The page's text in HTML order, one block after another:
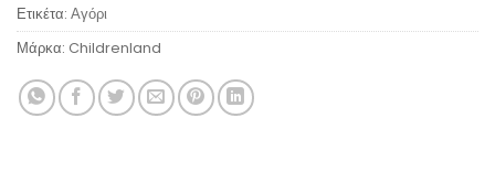
Ετικέτα: Αγόρι
Μάρκα: Childrenland